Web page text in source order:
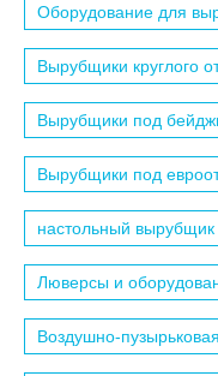
Оборудование для
Вырубщики круглого
Вырубщики под
Вырубщики под
настольный вырубщик
Люверсы и
Воздушно-